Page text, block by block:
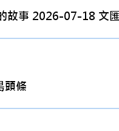
故事 2026-07-18 文
頭條